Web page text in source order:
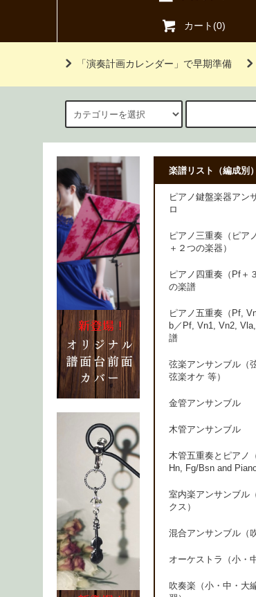
カート(0)
「演奏計画カレンダー」で早期準備
楽譜リスト（編成別）
ピアノ鍵盤楽器アン
ロ
ピアノ三重奏（ピア
＋２つの楽器）
ピアノ四重奏（Pf＋
の楽譜
ピアノ五重奏（Pf,
b／Pf, Vn1, Vn2,
譜
弦楽アンサンブル（
弦楽オケ 等）
金管アンサンブル
木管アンサンブル
木管五重奏とピアノ
Hn, Fg/Bsn and
室内楽アンサンブル
クス）
混合アンサンブル（
オーケストラ（小・
吹奏楽（小・中・大